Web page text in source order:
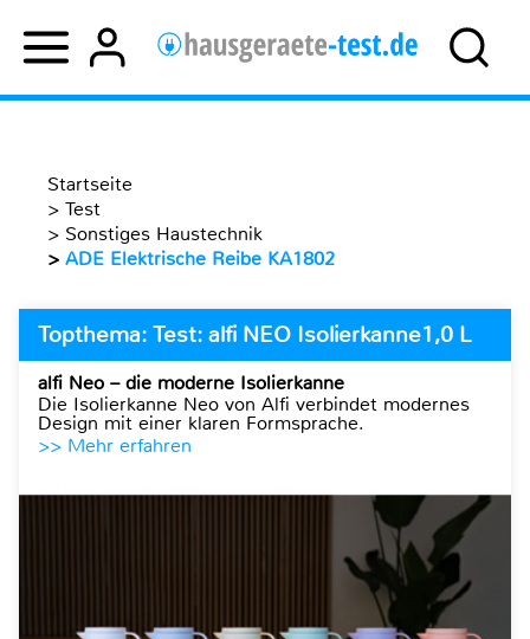
Startseite
> Test
> Sonstiges Haustechnik
> ADE Elektrische Reibe KA1802
Topthema: Test: alfi NEO Isolierkanne1,0 L
alfi Neo – die moderne Isolierkanne
Die Isolierkanne Neo von Alfi verbindet modernes
Design mit einer klaren Formsprache.
>> Mehr erfahren